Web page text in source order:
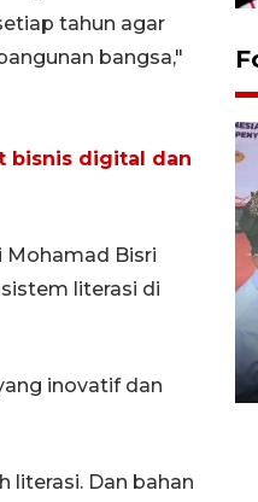
tahun agar
bangsa,"
bisnis digital dan
Mohamad Bisri
literasi di
inovatif dan
literasi. Dan bahan